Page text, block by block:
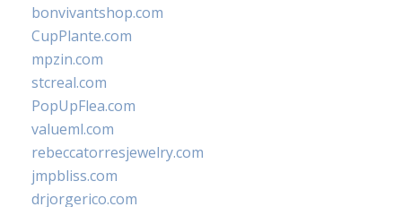
bonvivantshop.com
CupPlante.com
mpzin.com
stcreal.com
PopUpFlea.com
valueml.com
rebeccatorresjewelry.com
jmpbliss.com
drjorgerico.com